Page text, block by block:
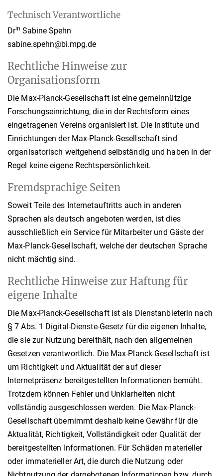
Technisch Verantwortliche
Drin Sabine Spehn
sabine.spehn@bi.mpg.de
Rechtliche Hinweise zur
Organisationsform
Die Max-Planck-Gesellschaft ist eine gemeinnützige
Forschungseinrichtung, die in der Rechtsform eines
eingetragenen Vereins organisiert ist. Die Institute und
Einrichtungen der Max-Planck-Gesellschaft sind
organisatorisch weitgehend selbständig und haben in der
Regel keine eigene Rechtspersönlichkeit.
Fremdsprachige Seiten
Soweit Teile des Internetauftritts auch in anderen
Sprachen als deutsch angeboten werden, ist dies
ausschließlich ein Service für Mitarbeiter und Gäste der
Max-Planck-Gesellschaft, welche der deutschen Sprache
nicht mächtig sind.
Rechtliche Hinweise zur Haftung für
eigene Inhalte
Die Max-Planck-Gesellschaft ist als Dienstanbieterin nach
§ 7 Abs. 1 Digital-Dienste-Gesetz für die eigenen Inhalte,
die sie zur Nutzung bereithält, nach den allgemeinen
Gesetzen verantwortlich. Die Max-Planck-Gesellschaft ist
um Richtigkeit und Aktualität der auf dieser
Internetpräsenz bereitgestellten Informationen bemüht.
Trotzdem können Fehler und Unklarheiten nicht
vollständig ausgeschlossen werden. Die Max-Planck-
Gesellschaft übernimmt deshalb keine Gewähr für die
Aktualität, Richtigkeit, Vollständigkeit oder Qualität der
bereitgestellten Informationen. Für Schäden materieller
oder immaterieller Art, die durch die Nutzung oder